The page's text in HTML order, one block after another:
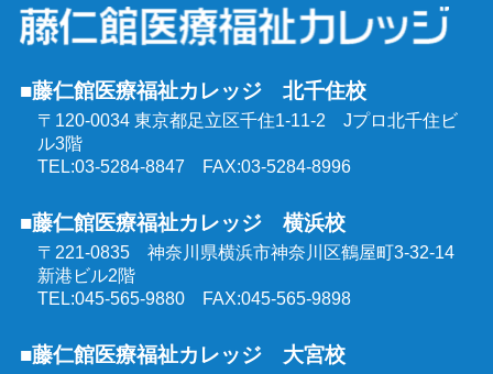
行動援護従業者養成研修
強度行動障害支援者養成研修
同行援護従業者養成研修
喀痰吸引等研修
医療的ケア教員講習会
埼玉県委託 公共職業訓練
社会福祉士受験対策講座（通学コース）
精神保健福祉士受験対策講座（通学コース）
介護福祉士受験対策講座（オンラインコース）
ケアマネジャー受験対策講座（オンラインコース）
社会福祉士受験対策講座（オンラインコース）
精神保健福祉士受験対策講座（オンラインコース）
■藤仁館医療福祉カレッジ 北千住校
〒120-0034 東京都足立区千住1-11-2 Jプロ北千住ビ
ル3階
TEL:03-5284-8847 FAX:03-5284-8996
■藤仁館医療福祉カレッジ 横浜校
〒221-0835 神奈川県横浜市神奈川区鶴屋町3-32-14
新港ビル2階
TEL:045-565-9880 FAX:045-565-9898
■藤仁館医療福祉カレッジ 大宮校